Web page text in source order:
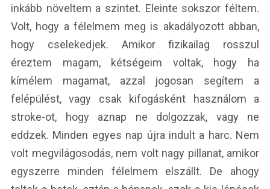
inkább növeltem a szintet. Eleinte sokszor féltem.
Volt, hogy a félelmem meg is akadályozott abban,
hogy cselekedjek. Amikor fizikailag rosszul
éreztem magam, kétségeim voltak, hogy ha
kímélem magamat, azzal jogosan segítem a
felépülést, vagy csak kifogásként használom a
stroke-ot, hogy aznap ne dolgozzak, vagy ne
eddzek. Minden egyes nap újra indult a harc. Nem
volt megvilágosodás, nem volt nagy pillanat, amikor
egyszerre minden félelmem elszállt. De ahogy